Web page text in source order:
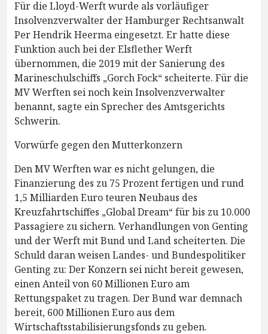
Für die Lloyd-Werft wurde als vorläufiger
Insolvenzverwalter der Hamburger Rechtsanwalt
Per Hendrik Heerma eingesetzt. Er hatte diese
Funktion auch bei der Elsflether Werft
übernommen, die 2019 mit der Sanierung des
Marineschulschiffs „Gorch Fock“ scheiterte. Für die
MV Werften sei noch kein Insolvenzverwalter
benannt, sagte ein Sprecher des Amtsgerichts
Schwerin.
Vorwürfe gegen den Mutterkonzern
Den MV Werften war es nicht gelungen, die
Finanzierung des zu 75 Prozent fertigen und rund
1,5 Milliarden Euro teuren Neubaus des
Kreuzfahrtschiffes „Global Dream“ für bis zu 10.000
Passagiere zu sichern. Verhandlungen von Genting
und der Werft mit Bund und Land scheiterten. Die
Schuld daran weisen Landes- und Bundespolitiker
Genting zu: Der Konzern sei nicht bereit gewesen,
einen Anteil von 60 Millionen Euro am
Rettungspaket zu tragen. Der Bund war demnach
bereit, 600 Millionen Euro aus dem
Wirtschaftsstabilisierungsfonds zu geben.